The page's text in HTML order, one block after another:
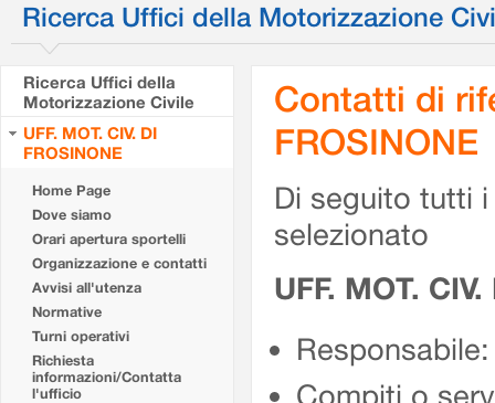
Ricerca Uffici della Motorizzazione
Ricerca Uffici della
Motorizzazione Civile
UFF. MOT. CIV. DI
FROSINONE
Home Page
Dove siamo
Orari apertura sportelli
Organizzazione e contatti
Avvisi all'utenza
Normative
Turni operativi
Richiesta
informazioni/Contatta
l'ufficio
Contatti di
FROSINONE
Di seguito tutti
selezionato
UFF. MOT.
Compiti o